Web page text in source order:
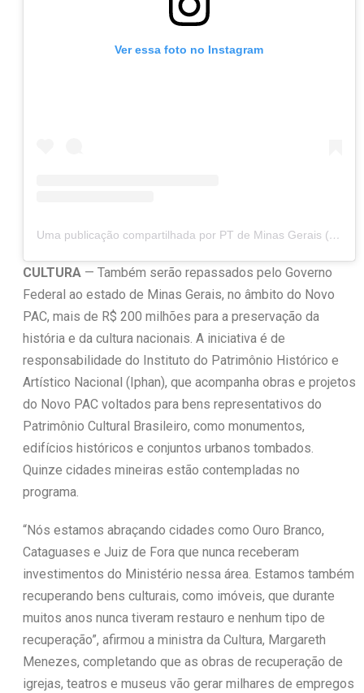
Ver essa foto no Instagram
Uma publicação compartilhada por PT de Minas Gerais (@ptdeminas)
CULTURA— Também serão repassados pelo Governo
Federal ao estado de Minas Gerais, no âmbito do Novo
PAC, mais de R$ 200 milhões para a preservação da
história e da cultura nacionais. A iniciativa é de
responsabilidade do Instituto do Patrimônio Histórico e
Artístico Nacional (Iphan), que acompanha obras e projetos
do Novo PAC voltados para bens representativos do
Patrimônio Cultural Brasileiro, como monumentos,
edifícios históricos e conjuntos urbanos tombados.
Quinze cidades mineiras estão contempladas no
programa.
“Nós estamos abraçando cidades como Ouro Branco,
Cataguases e Juiz de Fora que nunca receberam
investimentos do Ministério nessa área. Estamos também
recuperando bens culturais, como imóveis, que durante
muitos anos nunca tiveram restauro e nenhum tipo de
recuperação”, afirmou a ministra da Cultura, Margareth
Menezes, completando que as obras de recuperação de
igrejas, teatros e museus vão gerar milhares de empregos